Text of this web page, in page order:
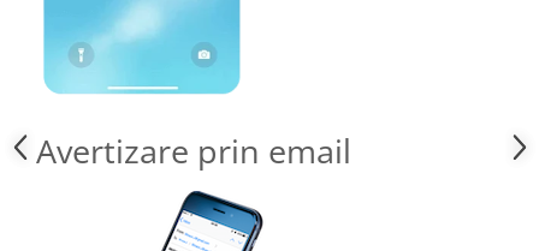
Avertizare prin email